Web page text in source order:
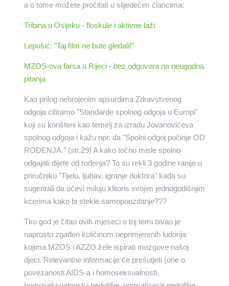
a o tome možete pročitati u slijedećim člancima:
Tribina u Osijeku - floskule i aktivne laži
Lepušić: "Taj film ne bute gledali!"
MZOS-ova farsa u Rijeci - bez odgovora na neugodna
pitanja
Kao prilog nebrojenim apsurdima Zdravstvenog
odgoja citiramo "Standarde spolnog odgoja u Europi"
koji su korišteni kao temelj za izradu Jovanovićeva
spolnog odgoja i kažu npr. da "Spolni odgoj počinje OD
ROĐENJA." (str.29) A kako točno misle spolno
odgajati dijete od rođenja? To su rekli 3 godine ranije u
priručniku "Tijelo, ljubav, igranje doktora" kada su
sugerirali da očevi miluju klitoris svojim jednogodišnjim
kćerima kako bi stekle samopouzdanje???
Tko god je čitao ovih mjeseci o toj temi bivao je
naprosto zgađen količinom neprimjerenih ludorija
kojima MZOS i AZZO žele ispirati mozgove našoj
djeci. Relevantne informacije će prešutjeti (one o
povezanosti AIDS-a i homoseksualnosti,